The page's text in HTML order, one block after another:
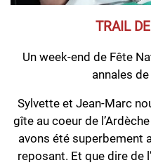
TRAIL
Un week-end de Fête
annales de
Sylvette et Jean-Marc
gîte au coeur de
avons été superbement
reposant. Et que dire de